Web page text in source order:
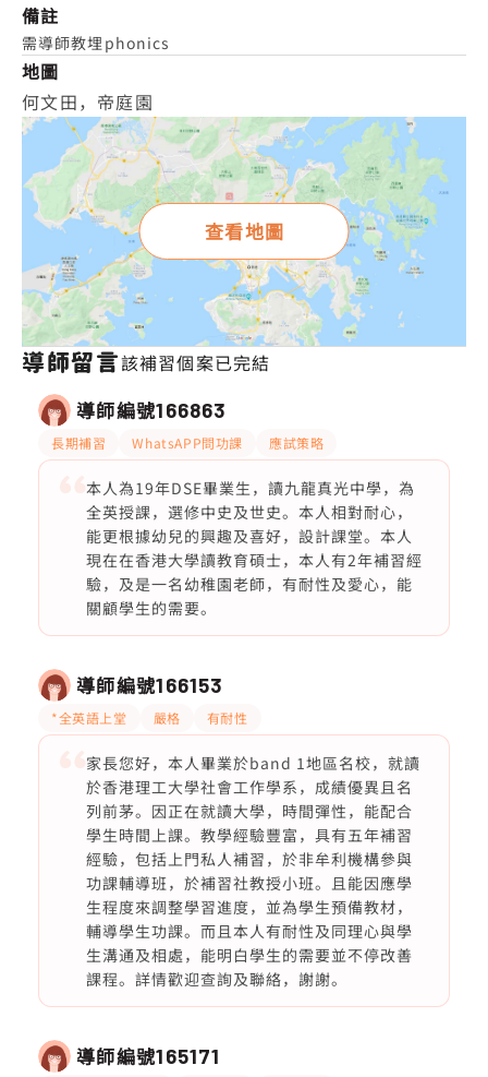
備註
需導師教埋phonics
地圖
何文田，帝庭園
查看地圖
導師留言該補習個案已完結
導師編號166863
長期補習 WhatsAPP問功課 應試策略
本人為19年DSE畢業生，讀九龍真光中學，為
全英授課，選修中史及世史。本人相對耐心，
能更根據幼兒的興趣及喜好，設計課堂。本人
現在在香港大學讀教育碩士，本人有2年補習經
驗，及是一名幼稚園老師，有耐性及愛心，能
關顧學生的需要。
導師編號166153
*全英語上堂 嚴格 有耐性
家長您好，本人畢業於band 1地區名校，就讀
於香港理工大學社會工作學系，成績優異且名
列前茅。因正在就讀大學，時間彈性，能配合
學生時間上課。教學經驗豐富，具有五年補習
經驗，包括上門私人補習，於非牟利機構參與
功課輔導班，於補習社教授小班。且能因應學
生程度來調整學習進度，並為學生預備教材，
輔導學生功課。而且本人有耐性及同理心與學
生溝通及相處，能明白學生的需要並不停改善
課程。詳情歡迎查詢及聯絡，謝謝。
導師編號165171